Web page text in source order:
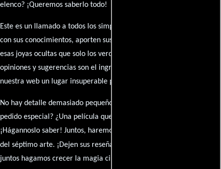
elenco? ¡Queremos saberlo todo!
Este es un llamado a todos los simpatizantes del cine: contribuyan
con sus conocimientos, aporten sus descubrimientos y compartan
esas joyas ocultas que solo los verdaderos fanáticos conocen. Sus
opiniones y sugerencias son el ingrediente secreto que hará de
nuestra web un lugar insuperable para los amantes del celuloide.
No hay detalle demasiado pequeño ni opinión insignificante. ¿Algún
pedido especial? ¿Una película que sueñas con ver reseñada?
¡Hágannoslo saber! Juntos, haremos de esta comunidad el epicentro
del séptimo arte. ¡Dejen sus reseña en la
juntos hagamos crecer la magia cinematográfica!